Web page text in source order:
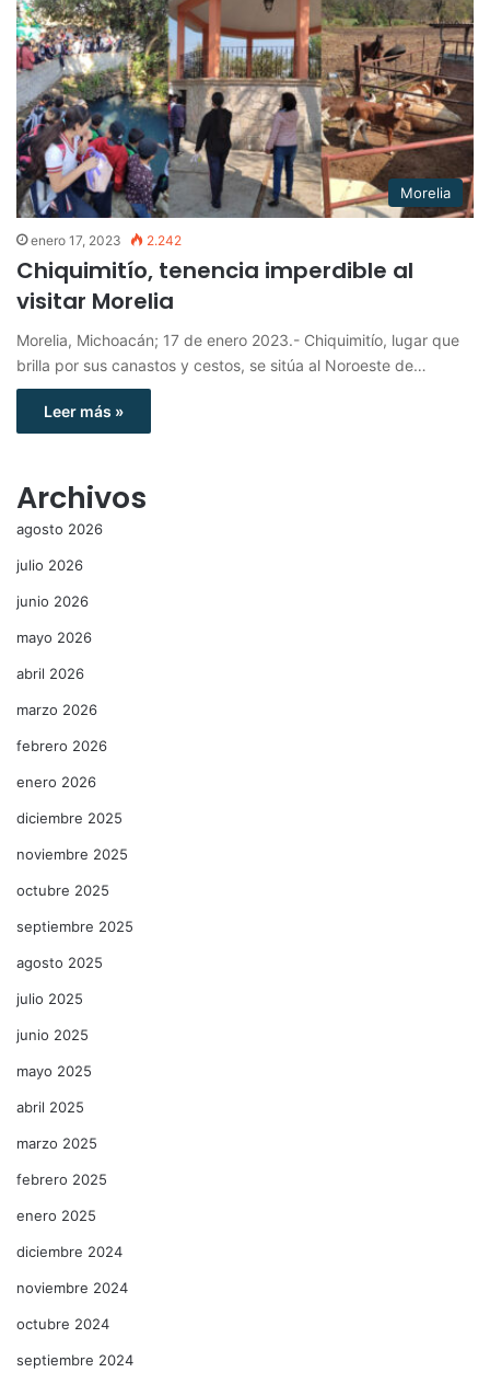
Morelia
enero 17, 2023 2.242
Chiquimitío, tenencia imperdible al
visitar Morelia
Morelia, Michoacán; 17 de enero 2023.- Chiquimitío, lugar que
brilla por sus canastos y cestos, se sitúa al Noroeste de…
Leer más »
Archivos
agosto 2026
julio 2026
junio 2026
mayo 2026
abril 2026
marzo 2026
febrero 2026
enero 2026
diciembre 2025
noviembre 2025
octubre 2025
septiembre 2025
agosto 2025
julio 2025
junio 2025
mayo 2025
abril 2025
marzo 2025
febrero 2025
enero 2025
diciembre 2024
noviembre 2024
octubre 2024
septiembre 2024